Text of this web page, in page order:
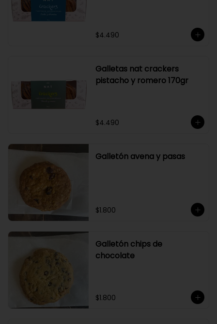
$4.490
Galletas nat crackers
pistacho y romero 170gr
$4.490
Galletón avena y pasas
$1.800
Galletón chips de
chocolate
$1.800